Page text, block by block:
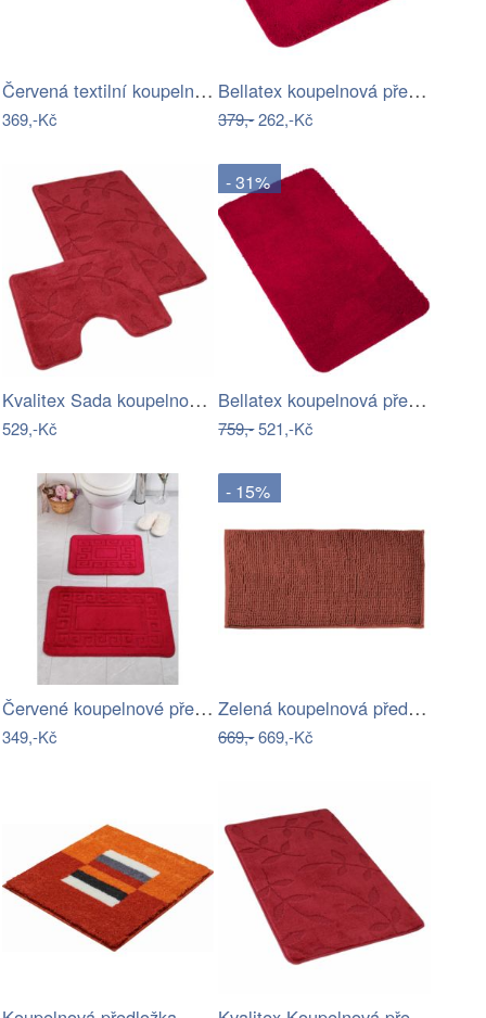
Červená textilní koupelnová předložka…
369,-Kč
Bellatex koupelnová předložka MICRO…
379,-262,-Kč
Kvalitex Sada koupelnových předložek…
529,-Kč
- 31%
Bellatex koupelnová předložka MICRO…
759,-521,-Kč
Červené koupelnové předložky v sadě 2…
349,-Kč
- 15%
Zelená koupelnová předložka 50x120 cm…
669,-669,-Kč